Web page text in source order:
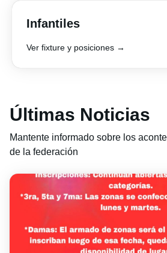
Infantiles
Ver fixture y posiciones →
Últimas Noticias
Mantente informado sobre los
de la federación